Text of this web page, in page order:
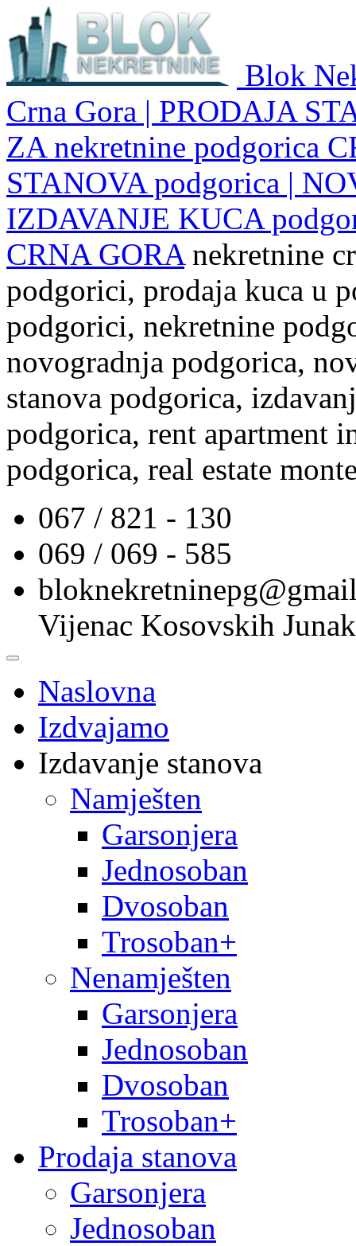
Blok
Crna Gora | PRODAJA
ZA nekretnine podgorica
STANOVA podgorica |
IZDAVANJE KUCA
CRNA GORA nekretnine
podgorici, prodaja kuca u
podgorici, nekretnine
novogradnja podgorica,
stanova podgorica,
podgorica, rent apartment
podgorica, real estate
067 / 821 - 130
069 / 069 - 585
Vijenac Kosovskih
Naslovna
Izdvajamo
Izdavanje stanova
Namješten
Garsonjera
Jednosoban
Dvosoban
Trosoban+
Nenamješten
Garsonjera
Jednosoban
Dvosoban
Trosoban+
Prodaja stanova
Garsonjera
Jednosoban